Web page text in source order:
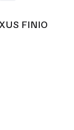
FINIO